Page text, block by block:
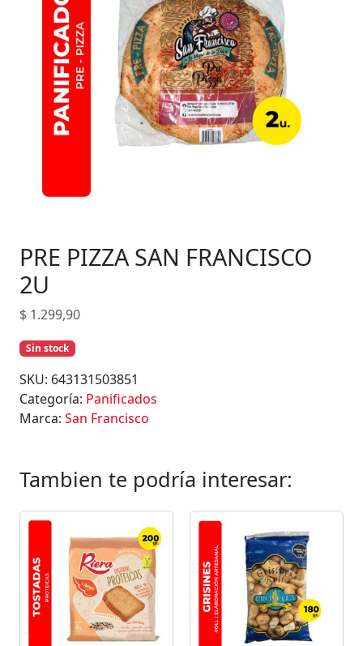
PRE PIZZA SAN FRANCISCO
2U
$ 1.299,90
Sin stock
SKU: 643131503851
Categoría: Panificados
Marca: San Francisco
Tambien te podría interesar: